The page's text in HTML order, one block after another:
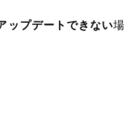
ップデートできない場